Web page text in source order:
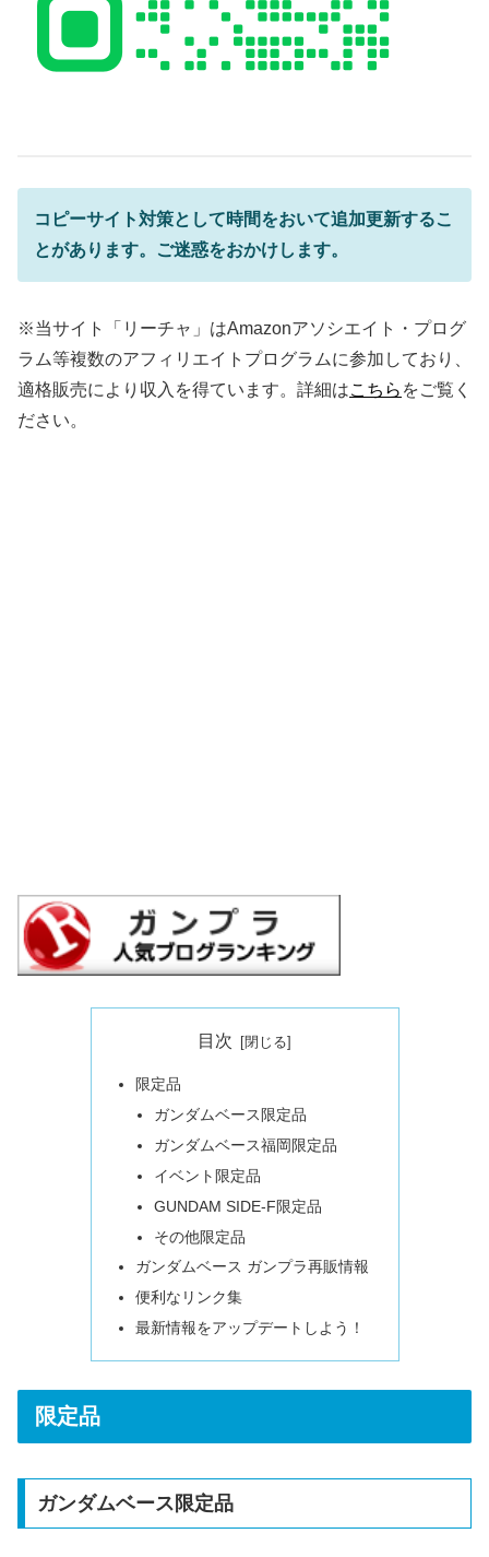
コピーサイト対策として時間をおいて追加更新するこ
とがあります。ご迷惑をおかけします。
※当サイト「リーチャ」はAmazonアソシエイト・プログ
ラム等複数のアフィリエイトプログラムに参加しており、
適格販売により収入を得ています。詳細はこちら をご覧く
ださい。
目次
限定品
ガンダムベース限定品
ガンダムベース福岡限定品
イベント限定品
GUNDAM SIDE-F限定品
その他限定品
ガンダムベース ガンプラ再販情報
便利なリンク集
最新情報をアップデートしよう！
限定品
ガンダムベース限定品